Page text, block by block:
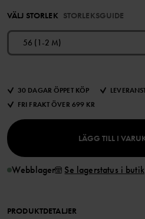
VÄLJ STORLEK STORLEKSGUIDE
56 (1-2 M)
30 DAGAR ÖPPET KÖP
FRI FRAKT ÖVER 699 KR
LÄGG TILL I
Webblager Se lagerstatus i butik
PRODUKTDETALJER